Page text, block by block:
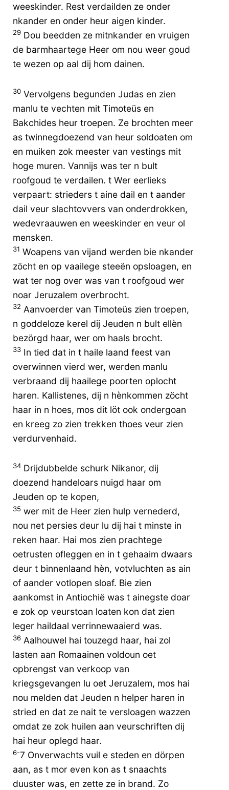
weeskinder. Rest verdailden ze onder
nkander en onder heur aigen kinder.
29 Dou beedden ze mitnkander en vruigen
de barmhaartege Heer om nou weer goud
te wezen op aal dij hom dainen.
30 Vervolgens begunden Judas en zien
manlu te vechten mit Timoteüs en
Bakchides heur troepen. Ze brochten meer
as twinnegdoezend van heur soldoaten om
en muiken zok meester van vestings mit
hoge muren. Vannijs was ter n bult
roofgoud te verdailen. t Wer eerlieks
verpaart: strieders t aine dail en t aander
dail veur slachtovvers van onderdrokken,
wedevraauwen en weeskinder en veur ol
mensken.
31 Woapens van vijand werden bie nkander
zöcht en op vaailege steeën opsloagen, en
wat ter nog over was van t roofgoud wer
noar Jeruzalem overbrocht.
32 Aanvoerder van Timoteüs zien troepen,
n goddeloze kerel dij Jeuden n bult ellèn
bezörgd haar, wer om haals brocht.
33 In tied dat in t haile laand feest van
overwinnen vierd wer, werden manlu
verbraand dij haailege poorten oplocht
haren. Kallistenes, dij n hènkommen zöcht
haar in n hoes, mos dit löt ook ondergoan
en kreeg zo zien trekken thoes veur zien
verdurvenhaid.
34 Drijdubbelde schurk Nikanor, dij
doezend handeloars nuigd haar om
Jeuden op te kopen,
35 wer mit de Heer zien hulp vernederd,
nou net persies deur lu dij hai t minste in
reken haar. Hai mos zien prachtege
oetrusten ofleggen en in t gehaaim dwaars
deur t binnenlaand hèn, votvluchten as ain
of aander votlopen sloaf. Bie zien
aankomst in Antiochië was t ainegste doar
e zok op veurstoan loaten kon dat zien
leger haildaal verrinnewaaierd was.
36 Aalhouwel hai touzegd haar, hai zol
lasten aan Romaainen voldoun oet
opbrengst van verkoop van
kriegsgevangen lu oet Jeruzalem, mos hai
nou melden dat Jeuden n helper haren in
stried en dat ze nait te versloagen wazzen
omdat ze zok huilen aan veurschriften dij
hai heur oplegd haar.
6-7 Onverwachts vuil e steden en dörpen
aan, as t mor even kon as t snaachts
duuster was, en zette ze in brand. Zo